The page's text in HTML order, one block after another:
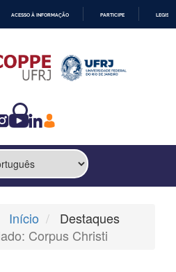
CONTEÚDO
ACESSO À INFORMAÇÃO PARTICIPE
Início
Destaques
Corpus Christi